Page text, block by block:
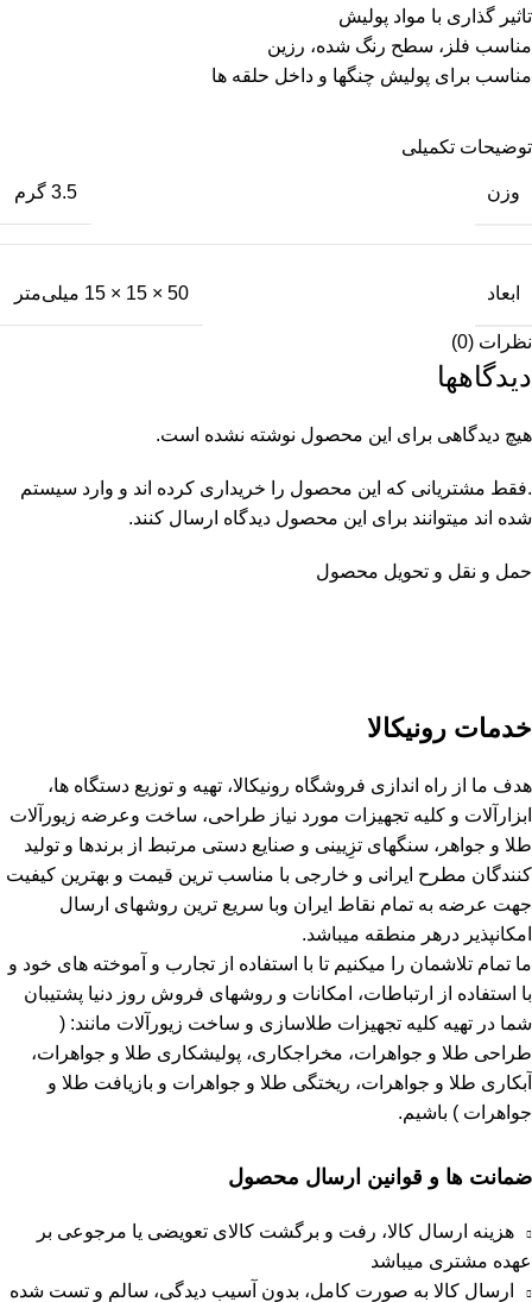
تاثیر گذاری با مواد پولیش
مناسب فلز، سطح رنگ شده، رزین
مناسب برای پولیش چنگها و داخل حلقه ها
توضیحات تکمیلی
وزن 3.5 گرم
ابعاد 50 × 15 × 15 میلی‌متر
نظرات (0)
دیدگاهها
هیچ دیدگاهی برای این محصول نوشته نشده است.
.فقط مشتریانی که این محصول را خریداری کرده اند و وارد سیستم
شده اند میتوانند برای این محصول دیدگاه ارسال کنند.
حمل و نقل و تحویل محصول
خدمات رونیکالا
هدف ما از راه اندازی فروشگاه رونیکالا، تهیه و توزیع دستگاه ها،
ابزارآلات و کلیه تجهیزات مورد نیاز طراحی، ساخت وعرضه زیورآلات
طلا و جواهر، سنگهای تزِیینی و صنایع دستی مرتبط از برندها و تولید
کنندگان مطرح ایرانی و خارجی با مناسب ترین قیمت و بهترین کیفیت
جهت عرضه به تمام نقاط ایران وبا سریع ترین روشهای ارسال
امکانپذیر درهر منطقه میباشد.
ما تمام تلاشمان را میکنیم تا با استفاده از تجارب و آموخته های خود و
با استفاده از ارتباطات، امکانات و روشهای فروش روز دنیا پشتیبان
شما در تهیه کلیه تجهیزات طلاسازی و ساخت زیورآلات مانند: (
طراحی طلا و جواهرات، مخراجکاری، پولیشکاری طلا و جواهرات،
آبکاری طلا و جواهرات، ریختگی طلا و جواهرات و بازیافت طلا و
جواهرات ) باشیم.
ضمانت ها و قوانین ارسال محصول
هزینه ارسال کالا، رفت و برگشت کالای تعویضی یا مرجوعی بر
عهده مشتری میباشد
ارسال کالا به صورت کامل، بدون آسیب دیدگی، سالم و تست شده